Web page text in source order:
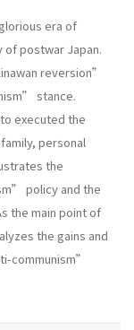
era of
postwar Japan.
reversion”
stance.
executed the
personal
the
policy and the
the main point of
the gains and
communism”